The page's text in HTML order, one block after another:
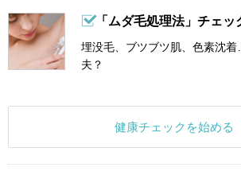
「ムダ毛処理法」チェッ
埋没毛、ブツブツ肌、色素沈
夫？
健康チェックを始める